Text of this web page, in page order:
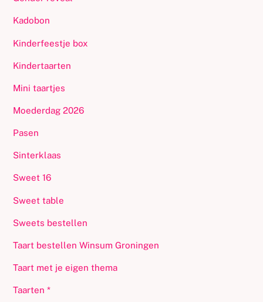
Kadobon
Kinderfeestje box
Kindertaarten
Mini taartjes
Moederdag 2026
Pasen
Sinterklaas
Sweet 16
Sweet table
Sweets bestellen
Taart bestellen Winsum Groningen
Taart met je eigen thema
Taarten *